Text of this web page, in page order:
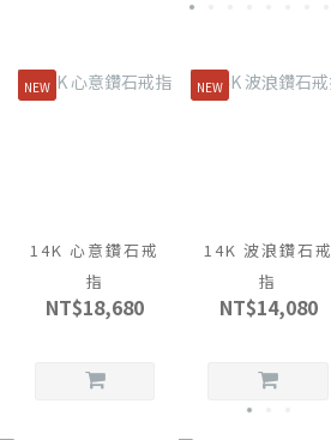
NEW
14K 心意鑽石戒
指
NT$18,680
NEW
14K 波浪鑽石戒
指
NT$14,080